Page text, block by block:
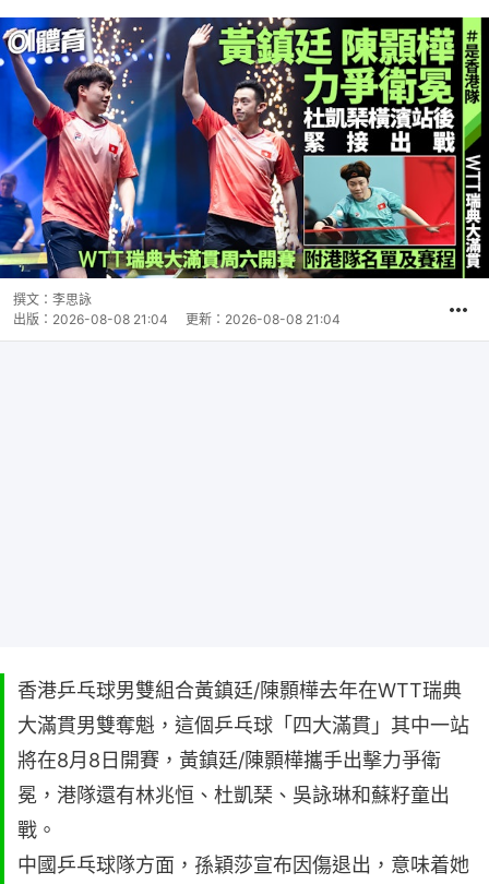
撰文： 李思詠
出版： 2026-08-08 21:04 更新： 2026-08-08 21:04
香港乒乓球男雙組合黃鎮廷/陳顥樺去年在WTT瑞典
大滿貫男雙奪魁，這個乒乓球「四大滿貫」其中一站
將在8月8日開賽，黃鎮廷/陳顥樺攜手出擊力爭衛
冕，港隊還有林兆恒、杜凱琹、吳詠琳和蘇籽童出
戰。
中國乒乓球隊方面，孫穎莎宣布因傷退出，意味着她